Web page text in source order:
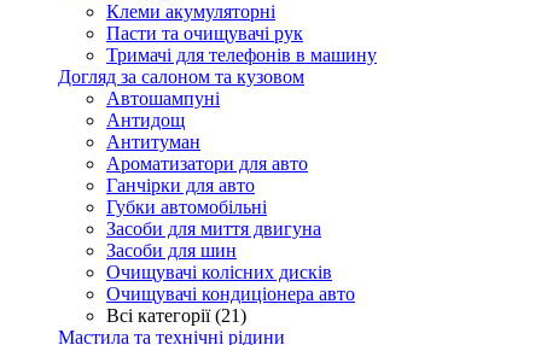
Клеми акумуляторні
Пасти та очищувачі рук
Тримачі для телефонів в машину
Догляд за салоном та кузовом
Автошампуні
Антидощ
Антитуман
Ароматизатори для авто
Ганчірки для авто
Губки автомобільні
Засоби для миття двигуна
Засоби для шин
Очищувачі колісних дисків
Очищувачі кондиціонера авто
Всі категорії (21)
Мастила та технічні рідини